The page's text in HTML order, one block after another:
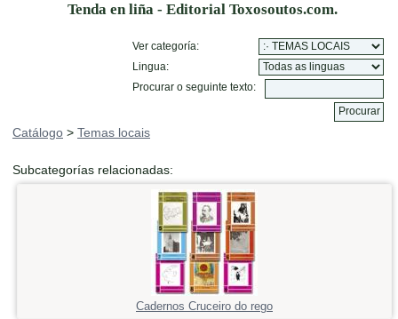
Tenda en liña - Editorial Toxosoutos.com.
Ver categoría:
Lingua:
Procurar o seguinte texto:
Catálogo > Temas locais
Subcategorías relacionadas:
Cadernos Cruceiro do rego